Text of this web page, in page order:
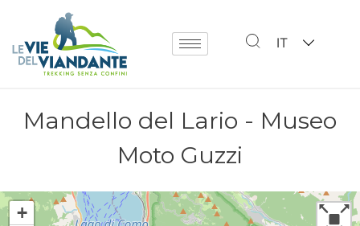
IT
Mandello del Lario - Museo
Moto Guzzi
+